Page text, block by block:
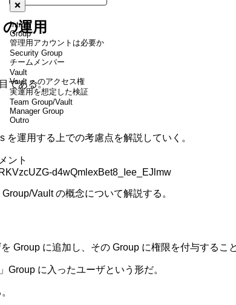
❌
Intro
Group
管理用アカウントは必要か
Security Group
チームメンバー
Vault
Vault へのアクセス権
実運用を想定した検証
Team Group/Vault
Manager Group
Outro
運用
である。
運用する上での考慮点を解説していく。
ント
d4wQmlexBet8_Iee_EJlmw
Vault の概念について解説する。
Group に追加し、その Group に権限を付与するこ
に入ったユーザという形だ。